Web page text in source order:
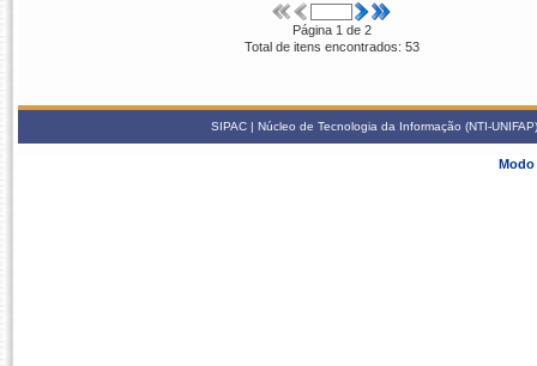
Página 1 de 2
Total de itens encontrados: 53
SIPAC | Núcleo de Tecnologia da Informação (NTI-
Modo